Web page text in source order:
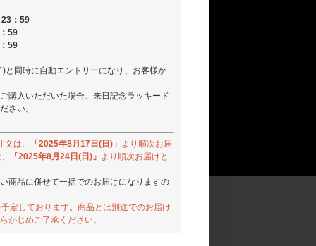
23：59
59
59
同時に自動エントリーになり、お客様か
購入いただいた場合、来日記念ラッキード
さい。
は、 「2025年8月17日(日)」 より順次お届
「2025年8月24日(日)」 より順次お届けと
商品に併せて一括でのお届けになりますの
定しております。商品とは別送でのお届け
かじめご了承ください。